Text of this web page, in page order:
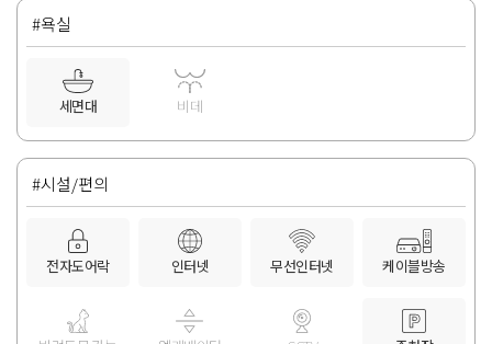
#욕실
세면대 비데
#시설/편의
전자도어락 인터넷 무선인터넷 케이블방송